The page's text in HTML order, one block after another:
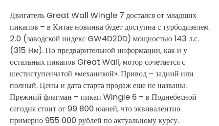
Двигатель Great Wall Wingle 7 достался от младших
пикапов – в Китае новинка будет доступна с турбодизелем
2.0 (заводской индекс GW4D20D) мощностью 143 л.с.
(315 Нм). По предварительной информации, как и у
остальных пикапов Great Wall, мотор сочетается с
шестиступенчатой «механикой». Привод – задний или
полный. Цены и дата старта продаж еще не названы.
Прежний флагман – пикап Wingle 6 – в Поднебесной
сегодня стоит от 99 800 юаней, что эквивалентно
примерно 955 000 рублей по актуальному курсу.